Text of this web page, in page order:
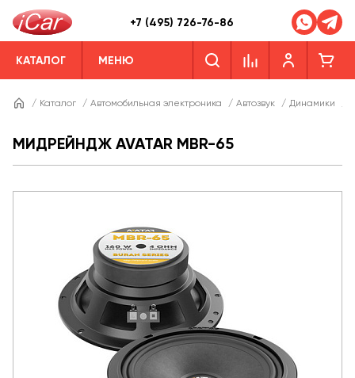
+7 (495) 726-76-86
КАТАЛОГ МЕНЮ
/ Каталог / Автомобильная электроника / Автозвук / Динамики
МИДРЕЙНДЖ AVATAR MBR-65